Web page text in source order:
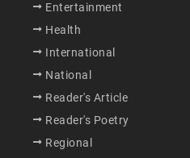
Entertainment
Health
International
National
Reader's Article
Reader's Poetry
Regional